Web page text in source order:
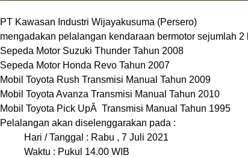
PT Kawasan Industri Wijayakusuma (Persero)
mengadakan pelalangan kendaraan bermotor sejumlah
Sepeda Motor Suzuki Thunder Tahun 2008
Sepeda Motor Honda Revo Tahun 2007
Mobil Toyota Rush Transmisi Manual Tahun 2009
Mobil Toyota Avanza Transmisi Manual Tahun 2010
Mobil Toyota Pick UpÂ Transmisi Manual Tahun 1995
Pelalangan akan diselenggarakan pada :
Hari / Tanggal : Rabu , 7 Juli 2021
Waktu : Pukul 14.00 WIB